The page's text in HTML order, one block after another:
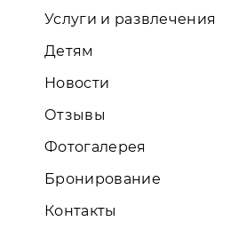
Услуги и развлечения
Детям
Новости
Отзывы
Фотогалерея
Бронирование
Контакты